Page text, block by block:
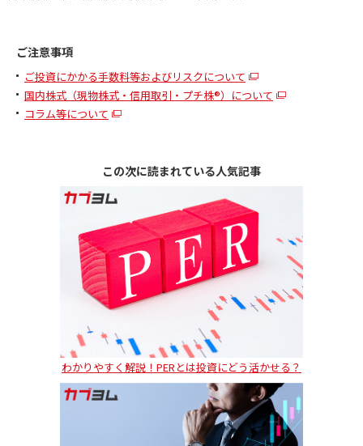
ご注意事項
ご投資にかかる手数料等およびリスクについて
国内株式（現物株式・信用取引・プチ株®）について
コラム等について
この次に読まれている人気記事
わかりやすく解説！PERとは投資にどう活かせる？